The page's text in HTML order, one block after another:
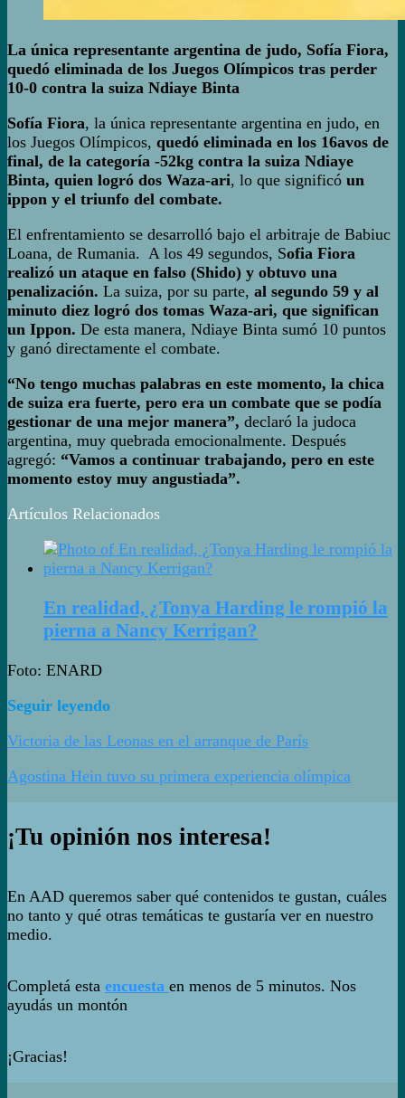
La única representante argentina de judo, Sofía Fiora,
quedó eliminada de los Juegos Olímpicos tras perder
10-0 contra la suiza Ndiaye Binta
Sofía Fiora, la única representante argentina en judo, en
los Juegos Olímpicos, quedó eliminada en los 16avos de
final, de la categoría -52kg contra la suiza Ndiaye
Binta, quien logró dos Waza-ari, lo que significó un
ippon y el triunfo del combate.
El enfrentamiento se desarrolló bajo el arbitraje de Babiuc
Loana, de Rumania. A los 49 segundos, Sofia Fiora
realizó un ataque en falso (Shido) y obtuvo una
penalización. La suiza, por su parte, al segundo 59 y al
minuto diez logró dos tomas Waza-ari, que significan
un Ippon. De esta manera, Ndiaye Binta sumó 10 puntos
y ganó directamente el combate.
“No tengo muchas palabras en este momento, la chica
de suiza era fuerte, pero era un combate que se podía
gestionar de una mejor manera”, declaró la judoca
argentina, muy quebrada emocionalmente. Después
agregó: “Vamos a continuar trabajando, pero en este
momento estoy muy angustiada”.
Artículos Relacionados
En realidad, ¿Tonya Harding le rompió la
pierna a Nancy Kerrigan?
Foto: ENARD
Seguir leyendo
Victoria de las Leonas en el arranque de París
Agostina Hein tuvo su primera experiencia olímpica
¡Tu opinión nos interesa!
En AAD queremos saber qué contenidos te gustan, cuáles
no tanto y qué otras temáticas te gustaría ver en nuestro
medio.
Completá esta encuesta en menos de 5 minutos. Nos
ayudás un montón
¡Gracias!